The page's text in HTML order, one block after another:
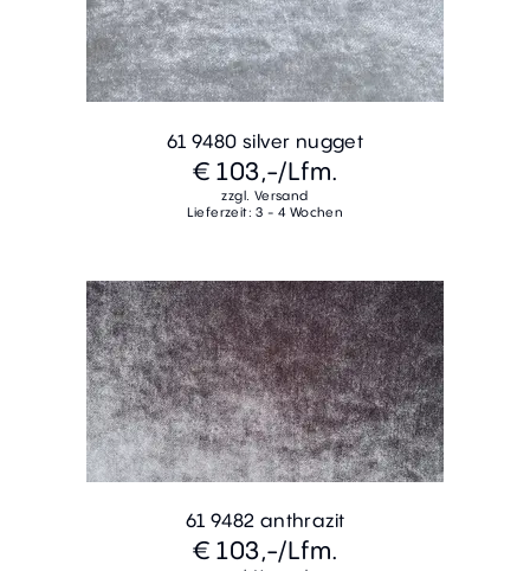
61 9480 silver nugget
€ 103,-/Lfm.
zzgl. Versand
Lieferzeit: 3 - 4 Wochen
61 9482 anthrazit
€ 103,-/Lfm.